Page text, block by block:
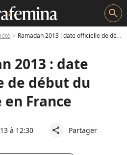
search
Ramadan 2013 : date officielle de début du jeûne en France
2013 : date
de début du
en France
à 12:30 share Partager